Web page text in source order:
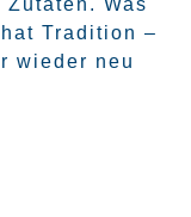
Was
Tradition –
wieder neu